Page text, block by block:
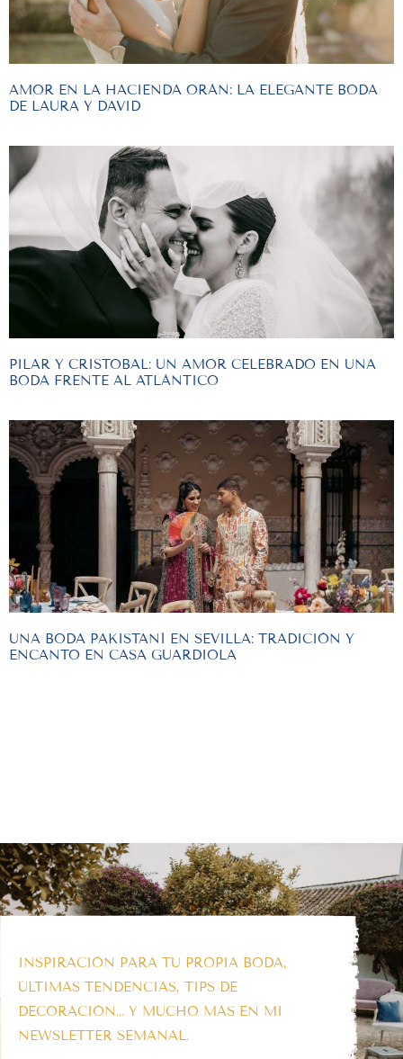
AMOR EN LA HACIENDA ORÁN: LA ELEGANTE BODA
DE LAURA Y DAVID
PILAR Y CRISTOBAL: UN AMOR CELEBRADO EN UNA
BODA FRENTE AL ATLÁNTICO
UNA BODA PAKISTANÍ EN SEVILLA: TRADICIÓN Y
ENCANTO EN CASA GUARDIOLA
INSPIRACIÓN PARA TU PROPIA BODA,
ÚLTIMAS TENDENCIAS, TIPS DE
DECORACIÓN… Y MUCHO MÁS EN MI
NEWSLETTER SEMANAL.